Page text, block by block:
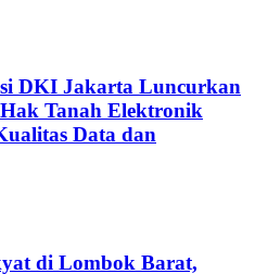
DKI Jakarta Luncurkan
Tanah Elektronik
Data dan
di Lombok Barat,